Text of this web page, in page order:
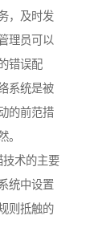
，及时发
理员可以
错误配
系统是被
的前范措
。
技术的主要
统中设置
则抵触的